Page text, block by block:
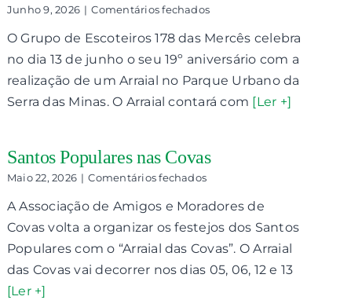
Junho 9, 2026 | Comentários fechadosem
das
Mercês
aniversário
com
O Grupo de Escoteiros 178 das Mercês celebra
no dia 13 de junho o seu 19º aniversário com a
realização de um Arraial no Parque Urbano da
Serra das Minas. O Arraial contará com [Ler +]
Santos Populares nas Covas
Maio 22, 2026 | Comentários fechadosem
Populares
nas
Covas
A Associação de Amigos e Moradores de
Covas volta a organizar os festejos dos Santos
Populares com o “Arraial das Covas”. O Arraial
das Covas vai decorrer nos dias 05, 06, 12 e 13
[Ler +]